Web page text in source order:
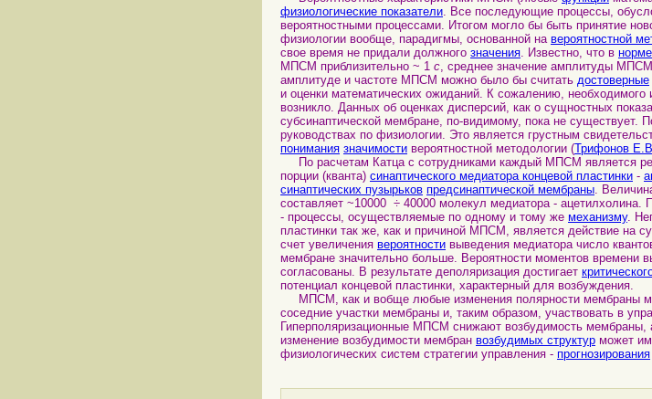
физиологические показатели. Все последующие процессы,
вероятностными процессами. Итогом могло бы быть принятие
физиологии вообще, парадигмы, основанной на вероятностной
свое время не придали должного значения. Известно, что в норме
МПСМ приблизительно ~ 1 с, среднее значение амплитуды
амплитуде и частоте МПСМ можно было бы считать достоверные
и оценки математических ожиданий. К сожалению, необходимого
возникло. Данных об оценках дисперсий, как о сущностных
субсинаптической мембране, по-видимому, пока не существует.
руководствах по физиологии. Это является грустным
понимания значимости вероятностной методологии (Трифонов
По расчетам Катца с сотрудниками каждый МПСМ является
порции (кванта) синаптического медиатора концевой пластинки -
синаптических пузырьков предсинаптической мембраны.
составляет ~10000 ÷ 40000 молекул медиатора -
- процессы, осуществляемые по одному и тому же механизму.
пластинки так же, как и причиной МПСМ, является действие на
счет увеличения вероятности выведения медиатора число
мембране значительно больше. Вероятности моментов времени
согласованы. В результате деполяризация достигает
потенциал концевой пластинки, характерный для возбуждения.
МПСМ, как и вобще любые изменения полярности мембраны
соседние участки мембраны и, таким образом, участвовать в
Гиперполяризационные МПСМ снижают возбудимость
изменение возбудимости мембран возбудимых структур может
физиологических систем стратегии управления - прогнозирования